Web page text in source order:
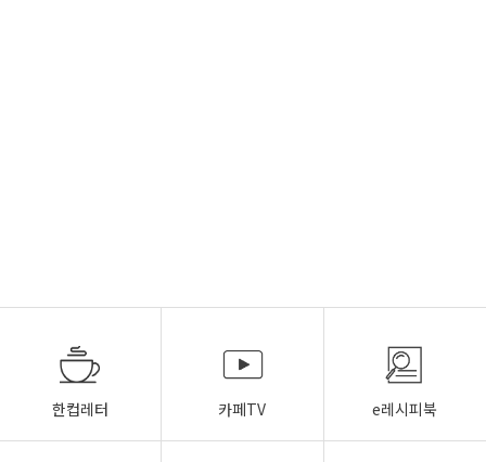
한컵레터 카페TV e레시피북